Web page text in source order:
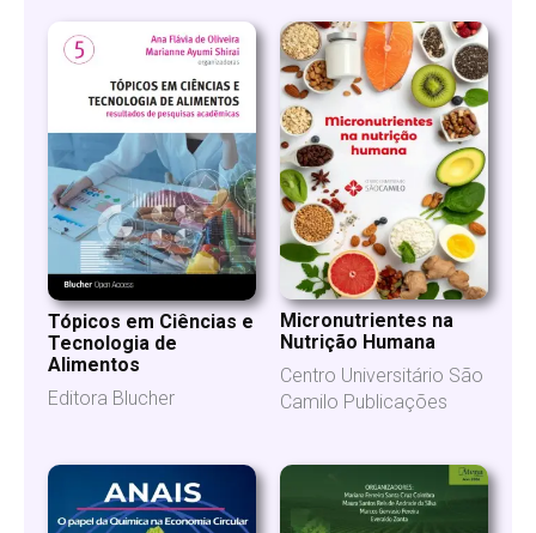
Tópicos em Ciências e
Tecnologia de
Alimentos
Editora Blucher
Micronutrientes na
Nutrição Humana
Centro Universitário São
Camilo Publicações